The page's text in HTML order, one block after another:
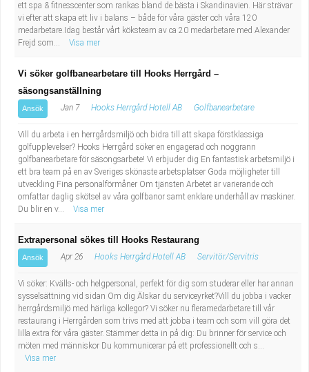
ett spa & fitnesscenter som rankas bland de bästa i Skandinavien. Här strävar
vi efter att skapa ett liv i balans – både för våra gäster och våra 120
medarbetare.Idag består vårt köksteam av ca 20 medarbetare med Alexander
Frejd som...
Visa mer
Vi söker golfbanearbetare till Hooks Herrgård –
säsongsanställning
Ansök Jan 7 Hooks Herrgård Hotell AB Golfbanearbetare
Vill du arbeta i en herrgårdsmiljö och bidra till att skapa förstklassiga
golfupplevelser? Hooks Herrgård söker en engagerad och noggrann
golfbanearbetare för säsongsarbete! Vi erbjuder dig En fantastisk arbetsmiljö i
ett bra team på en av Sveriges skönaste arbetsplatser Goda möjligheter till
utveckling Fina personalförmåner Om tjänsten Arbetet är varierande och
omfattar daglig skötsel av våra golfbanor samt enklare underhåll av maskiner.
Du blir en v...
Visa mer
Extrapersonal sökes till Hooks Restaurang
Ansök Apr 26 Hooks Herrgård Hotell AB Servitör/Servitris
Vi söker: Kvälls- och helgpersonal, perfekt för dig som studerar eller har annan
sysselsättning vid sidan Om dig Älskar du serviceyrket?Vill du jobba i vacker
herrgårdsmiljö med härliga kollegor? Vi söker nu fleramedarbetare till vår
restaurang i Herrgården som trivs med att jobba i team och som vill göra det
lilla extra för våra gäster. Stämmer detta in på dig: Du brinner för service och
möten med människor Du kommunicerar på ett professionellt och s...
Visa mer